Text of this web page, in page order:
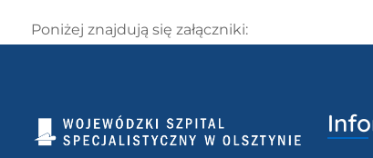
Poniżej znajdują się załączniki: